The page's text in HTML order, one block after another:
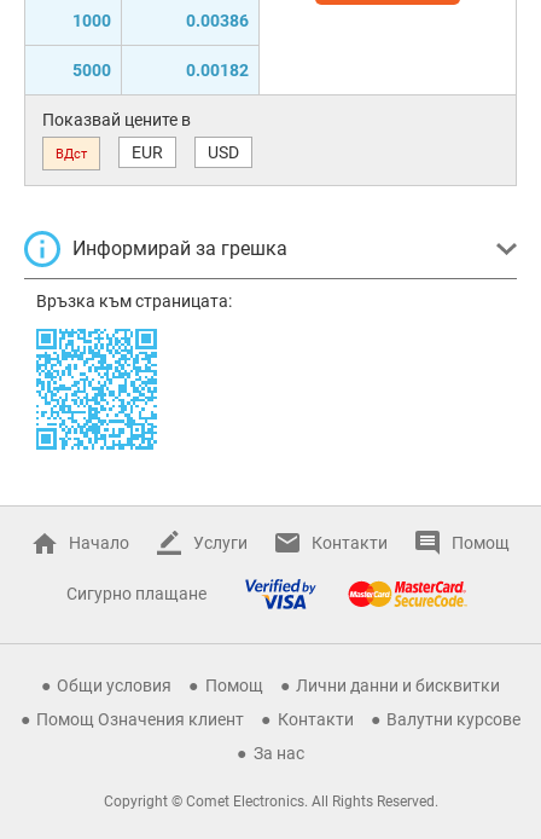
1000 0.00386
5000 0.00182
Показвай цените в
ВДст EUR USD
Информирай за грешка
Връзка към страницата:
Начало Услуги Контакти Помощ
Сигурно плащане
Общи условия Помощ
Лични данни и бисквитки
Помощ Означения клиент
Контакти
Валутни курсове
За нас
Copyright © Comet Electronics. All Rights Reserved.